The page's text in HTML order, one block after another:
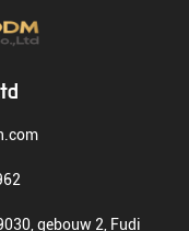
gebouw 2, Fudi